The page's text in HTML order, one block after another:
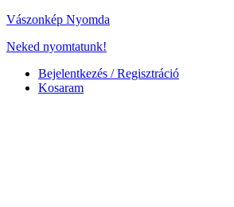
Vászonkép Nyomda
Neked nyomtatunk!
Bejelentkezés / Regisztráció
Kosaram